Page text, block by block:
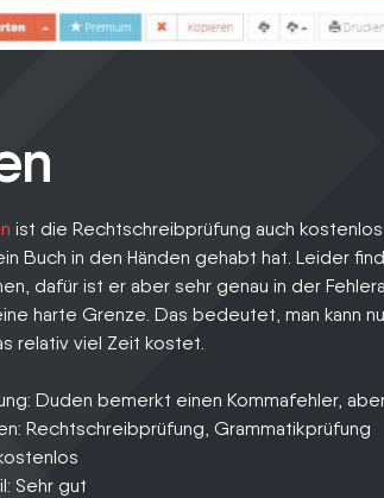
ist die Rechtschreibprüfung auch
Buch in den Händen gehabt hat. Leider
dafür ist er aber sehr genau in der
harte Grenze. Das bedeutet, man kann
relativ viel Zeit kostet.
Duden bemerkt einen Kommafehler,
Rechtschreibprüfung, Grammatikprüfung
Sehr gut